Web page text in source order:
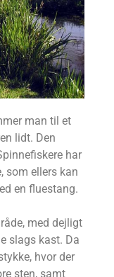
man til et
lidt. Den
har
som ellers kan
en fluestang.
med dejligt
slags kast. Da
hvor der
sten, samt